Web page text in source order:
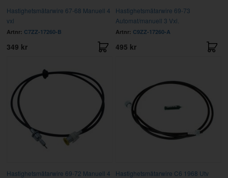
Hastighetsmätarwire 67-68 Manuell 4
vxl
Artnr: C7ZZ-17260-B
349 kr
Hastighetsmätarwire 69-73
Automat/manuell 3 Vxl.
Artnr: C9ZZ-17260-A
495 kr
Hastighetsmätarwire 69-72 Manuell 4
Hastighetsmätarwire C6 1968 Utv